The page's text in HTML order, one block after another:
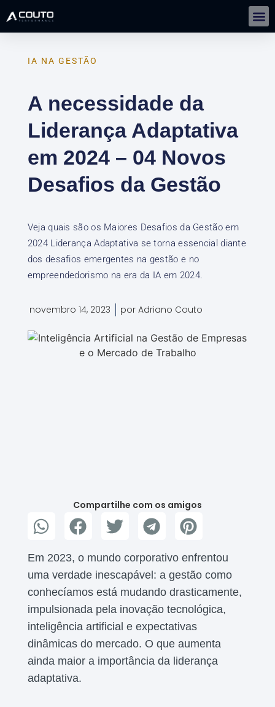
IA NA GESTÃO
A necessidade da
Liderança Adaptativa
em 2024 – 04 Novos
Desafios da Gestão
Veja quais são os Maiores Desafios da Gestão em
2024 Liderança Adaptativa se torna essencial diante
dos desafios emergentes na gestão e no
empreendedorismo na era da IA em 2024.
novembro 14, 2023 por Adriano Couto
Compartilhe com os amigos
Em 2023, o mundo corporativo enfrentou
uma verdade inescapável: a gestão como
conhecíamos está mudando drasticamente,
impulsionada pela inovação tecnológica,
inteligência artificial e expectativas
dinâmicas do mercado. O que aumenta
ainda maior a importância da liderança
adaptativa.